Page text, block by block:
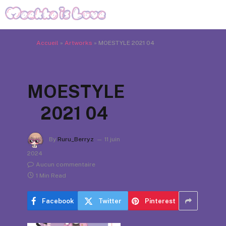
Accueil » Artworks » MOESTYLE 2021 04
MOESTYLE
2021 04
By Ruru_Berryz
11 juin
2024
Aucun commentaire
1 Min Read
Facebook Twitter Pinterest